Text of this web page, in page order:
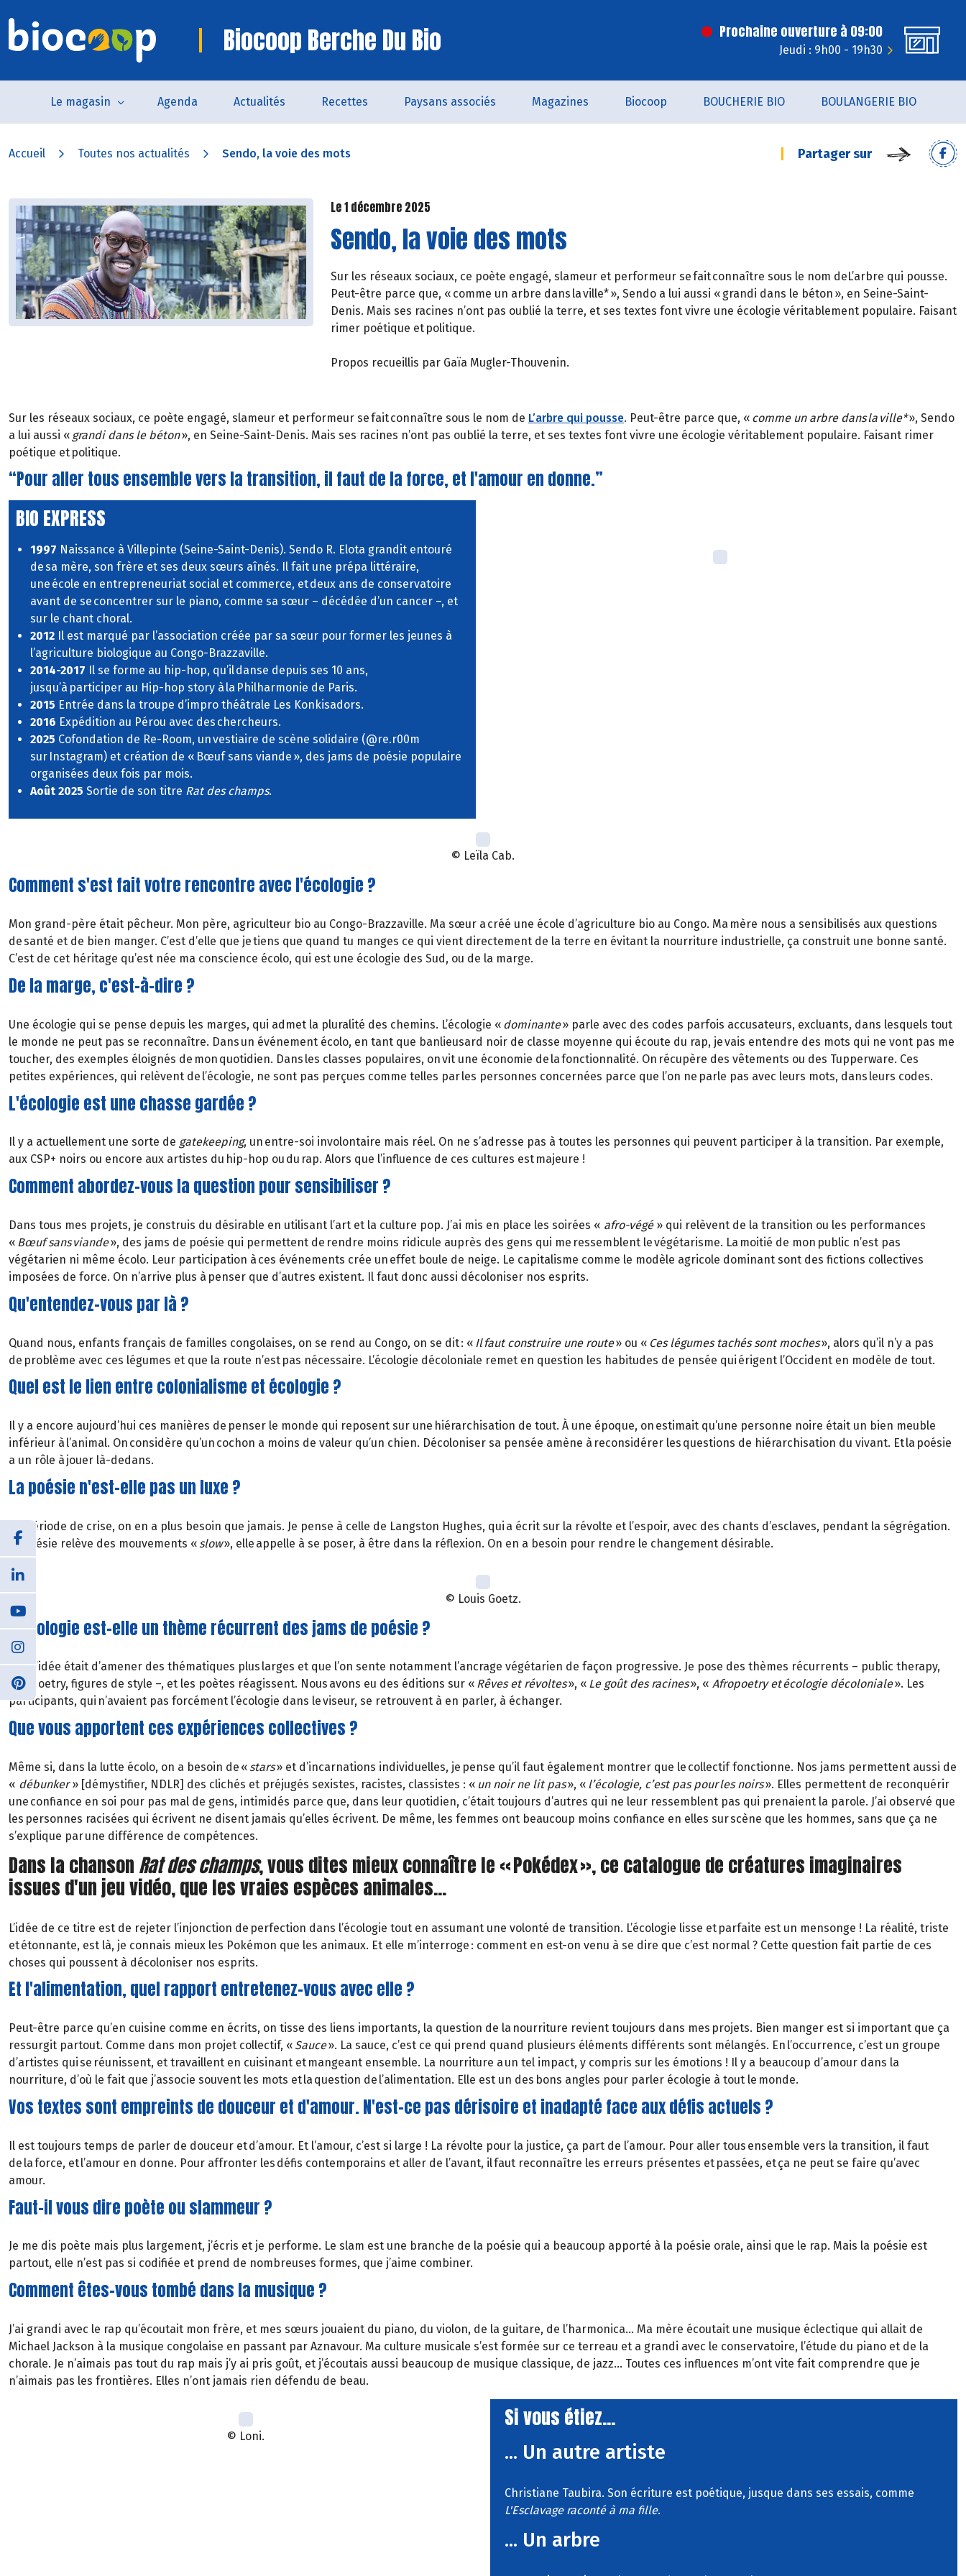
Biocoop Berche Du Bio Prochaine ouverture à 09:00
Jeudi : 9h00 - 19h30
Le magasin Agenda Actualités Recettes Paysans associés Magazines Biocoop BOUCHERIE BIO BOULANGERIE BIO
Accueil Toutes nos actualités Sendo, la voie des mots Partager sur
Le 1 décembre 2025
Sendo, la voie des mots
Sur les réseaux sociaux, ce poète engagé, slameur et performeur se fait connaître sous le nom deL’arbre qui pousse.
Peut-être parce que, « comme un arbre dans la ville* », Sendo a lui aussi « grandi dans le béton », en Seine-Saint-
Denis. Mais ses racines n’ont pas oublié la terre, et ses textes font vivre une écologie véritablement populaire. Faisant
rimer poétique et politique.
Propos recueillis par Gaïa Mugler-Thouvenin.
Sur les réseaux sociaux, ce poète engagé, slameur et performeur se fait connaître sous le nom de L’arbre qui pousse. Peut-être parce que, « comme un arbre dans la ville*», Sendo
a lui aussi « grandi dans le béton», en Seine-Saint-Denis. Mais ses racines n’ont pas oublié la terre, et ses textes font vivre une écologie véritablement populaire. Faisant rimer
poétique et politique.
“Pour aller tous ensemble vers la transition, il faut de la force, et l'amour en donne.”
BIO EXPRESS
1997 Naissance à Villepinte (Seine-Saint-Denis). Sendo R. Elota grandit entouré
de sa mère, son frère et ses deux sœurs aînés. Il fait une prépa littéraire,
une école en entrepreneuriat social et commerce, et deux ans de conservatoire
avant de se concentrer sur le piano, comme sa sœur – décédée d’un cancer –, et
sur le chant choral.
2012 Il est marqué par l’association créée par sa sœur pour former les jeunes à
l’agriculture biologique au Congo-Brazzaville.
2014-2017 Il se forme au hip-hop, qu’il danse depuis ses 10 ans,
jusqu’à participer au Hip-hop story à la Philharmonie de Paris.
2015 Entrée dans la troupe d’impro théâtrale Les Konkisadors.
2016 Expédition au Pérou avec des chercheurs.
2025 Cofondation de Re-Room, un vestiaire de scène solidaire (@re.r00m
sur Instagram) et création de « Bœuf sans viande », des jams de poésie populaire
organisées deux fois par mois.
Août 2025 Sortie de son titre Rat des champs.
© Leïla Cab.
Comment s'est fait votre rencontre avec l'écologie ?
Mon grand-père était pêcheur. Mon père, agriculteur bio au Congo-Brazzaville. Ma sœur a créé une école d’agriculture bio au Congo. Ma mère nous a sensibilisés aux questions
de santé et de bien manger. C’est d’elle que je tiens que quand tu manges ce qui vient directement de la terre en évitant la nourriture industrielle, ça construit une bonne santé.
C’est de cet héritage qu’est née ma conscience écolo, qui est une écologie des Sud, ou de la marge.
De la marge, c'est-à-dire ?
Une écologie qui se pense depuis les marges, qui admet la pluralité des chemins. L’écologie « dominante» parle avec des codes parfois accusateurs, excluants, dans lesquels tout
le monde ne peut pas se reconnaître. Dans un événement écolo, en tant que banlieusard noir de classe moyenne qui écoute du rap, je vais entendre des mots qui ne vont pas me
toucher, des exemples éloignés de mon quotidien. Dans les classes populaires, on vit une économie de la fonctionnalité. On récupère des vêtements ou des Tupperware. Ces
petites expériences, qui relèvent de l’écologie, ne sont pas perçues comme telles par les personnes concernées parce que l’on ne parle pas avec leurs mots, dans leurs codes.
L'écologie est une chasse gardée ?
Il y a actuellement une sorte de gatekeeping, un entre-soi involontaire mais réel. On ne s’adresse pas à toutes les personnes qui peuvent participer à la transition. Par exemple,
aux CSP+ noirs ou encore aux artistes du hip-hop ou du rap. Alors que l’influence de ces cultures est majeure !
Comment abordez-vous la question pour sensibiliser ?
Dans tous mes projets, je construis du désirable en utilisant l’art et la culture pop. J’ai mis en place les soirées « afro-végé» qui relèvent de la transition ou les performances
« Bœuf sans viande», des jams de poésie qui permettent de rendre moins ridicule auprès des gens qui me ressemblent le végétarisme. La moitié de mon public n’est pas
végétarien ni même écolo. Leur participation à ces événements crée un effet boule de neige. Le capitalisme comme le modèle agricole dominant sont des fictions collectives
imposées de force. On n’arrive plus à penser que d’autres existent. Il faut donc aussi décoloniser nos esprits.
Qu'entendez-vous par là ?
Quand nous, enfants français de familles congolaises, on se rend au Congo, on se dit : « Il faut construire une route» ou « Ces légumes tachés sont moches», alors qu’il n’y a pas
de problème avec ces légumes et que la route n’est pas nécessaire. L’écologie décoloniale remet en question les habitudes de pensée qui érigent l’Occident en modèle de tout.
Quel est le lien entre colonialisme et écologie ?
Il y a encore aujourd’hui ces manières de penser le monde qui reposent sur une hiérarchisation de tout. À une époque, on estimait qu’une personne noire était un bien meuble
inférieur à l’animal. On considère qu’un cochon a moins de valeur qu’un chien. Décoloniser sa pensée amène à reconsidérer les questions de hiérarchisation du vivant. Et la poésie
a un rôle à jouer là-dedans.
La poésie n'est-elle pas un luxe ?
En période de crise, on en a plus besoin que jamais. Je pense à celle de Langston Hughes, qui a écrit sur la révolte et l’espoir, avec des chants d’esclaves, pendant la ségrégation.
La poésie relève des mouvements « slow», elle appelle à se poser, à être dans la réflexion. On en a besoin pour rendre le changement désirable.
© Louis Goetz.
L'écologie est-elle un thème récurrent des jams de poésie ?
Oui. L’idée était d’amener des thématiques plus larges et que l’on sente notamment l’ancrage végétarien de façon progressive. Je pose des thèmes récurrents – public therapy,
afropoetry, figures de style –, et les poètes réagissent. Nous avons eu des éditions sur « Rêves et révoltes», « Le goût des racines», « Afropoetry et écologie décoloniale». Les
participants, qui n’avaient pas forcément l’écologie dans le viseur, se retrouvent à en parler, à échanger.
Que vous apportent ces expériences collectives ?
Même si, dans la lutte écolo, on a besoin de « stars» et d’incarnations individuelles, je pense qu’il faut également montrer que le collectif fonctionne. Nos jams permettent aussi de
« débunker» [démystifier, NDLR] des clichés et préjugés sexistes, racistes, classistes : « un noir ne lit pas», « l’écologie, c’est pas pour les noirs». Elles permettent de reconquérir
une confiance en soi pour pas mal de gens, intimidés parce que, dans leur quotidien, c’était toujours d’autres qui ne leur ressemblent pas qui prenaient la parole. J’ai observé que
les personnes racisées qui écrivent ne disent jamais qu’elles écrivent. De même, les femmes ont beaucoup moins confiance en elles sur scène que les hommes, sans que ça ne
s’explique par une différence de compétences.
Dans la chanson Rat des champs, vous dites mieux connaître le « Pokédex », ce catalogue de créatures imaginaires
issues d'un jeu vidéo, que les vraies espèces animales...
L’idée de ce titre est de rejeter l’injonction de perfection dans l’écologie tout en assumant une volonté de transition. L’écologie lisse et parfaite est un mensonge ! La réalité, triste
et étonnante, est là, je connais mieux les Pokémon que les animaux. Et elle m’interroge : comment en est-on venu à se dire que c’est normal ? Cette question fait partie de ces
choses qui poussent à décoloniser nos esprits.
Et l'alimentation, quel rapport entretenez-vous avec elle ?
Peut-être parce qu’en cuisine comme en écrits, on tisse des liens importants, la question de la nourriture revient toujours dans mes projets. Bien manger est si important que ça
ressurgit partout. Comme dans mon projet collectif, « Sauce». La sauce, c’est ce qui prend quand plusieurs éléments différents sont mélangés. En l’occurrence, c’est un groupe
d’artistes qui se réunissent, et travaillent en cuisinant et mangeant ensemble. La nourriture a un tel impact, y compris sur les émotions ! Il y a beaucoup d’amour dans la
nourriture, d’où le fait que j’associe souvent les mots et la question de l’alimentation. Elle est un des bons angles pour parler écologie à tout le monde.
Vos textes sont empreints de douceur et d'amour. N'est-ce pas dérisoire et inadapté face aux défis actuels ?
Il est toujours temps de parler de douceur et d’amour. Et l’amour, c’est si large ! La révolte pour la justice, ça part de l’amour. Pour aller tous ensemble vers la transition, il faut
de la force, et l’amour en donne. Pour affronter les défis contemporains et aller de l’avant, il faut reconnaître les erreurs présentes et passées, et ça ne peut se faire qu’avec
amour.
Faut-il vous dire poète ou slammeur ?
Je me dis poète mais plus largement, j’écris et je performe. Le slam est une branche de la poésie qui a beaucoup apporté à la poésie orale, ainsi que le rap. Mais la poésie est
partout, elle n’est pas si codifiée et prend de nombreuses formes, que j’aime combiner.
Comment êtes-vous tombé dans la musique ?
J’ai grandi avec le rap qu’écoutait mon frère, et mes sœurs jouaient du piano, du violon, de la guitare, de l’harmonica… Ma mère écoutait une musique éclectique qui allait de
Michael Jackson à la musique congolaise en passant par Aznavour. Ma culture musicale s’est formée sur ce terreau et a grandi avec le conservatoire, l’étude du piano et de la
chorale. Je n’aimais pas tout du rap mais j’y ai pris goût, et j’écoutais aussi beaucoup de musique classique, de jazz… Toutes ces influences m’ont vite fait comprendre que je
n’aimais pas les frontières. Elles n’ont jamais rien défendu de beau.
© Loni.
Si vous étiez...
... Un autre artiste
Christiane Taubira. Son écriture est poétique, jusque dans ses essais, comme
L'Esclavage raconté à ma fille.
... Un arbre